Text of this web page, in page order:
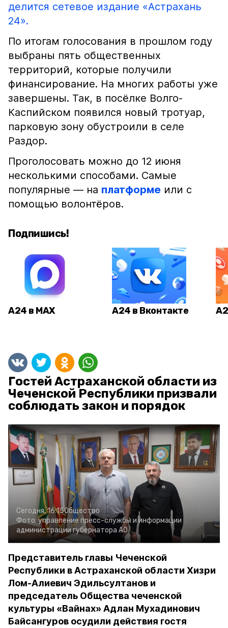
делится сетевое издание «Астрахань
24».
По итогам голосования в прошлом году
выбраны пять общественных
территорий, которые получили
финансирование. На многих работы уже
завершены. Так, в посёлке Волго-
Каспийском появился новый тротуар,
парковую зону обустроили в селе
Раздор.
Проголосовать можно до 12 июня
несколькими способами. Самые
популярные — на платформе или с
помощью волонтёров.
Подпишись!
А24 в MAX А24 в Вконтакте
Гостей Астраханской области из
Чеченской Республики призвали
соблюдать закон и порядок
Сегодня, 16:15Общество
Фото: управление пресс-службы и информации
администрации губернатора АО
Представитель главы Чеченской
Республики в Астраханской области Хизри
Лом-Алиевич Эдильсултанов и
председатель Общества чеченской
культуры «Вайнах» Адлан Мухадинович
Байсангуров осудили действия гостя